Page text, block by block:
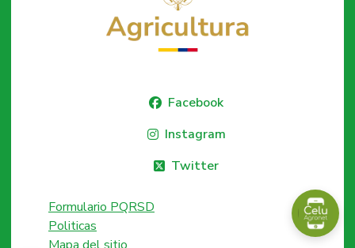
Facebook
Instagram
Twitter
Formulario PQRSD
Politicas